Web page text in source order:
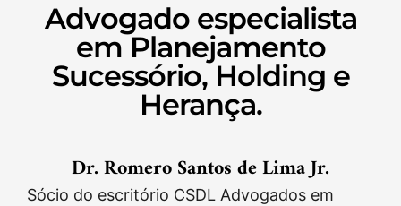
Advogado especialista
em Planejamento
Sucessório, Holding e
Herança.
Dr. Romero Santos de Lima Jr.
Sócio do escritório CSDL Advogados em